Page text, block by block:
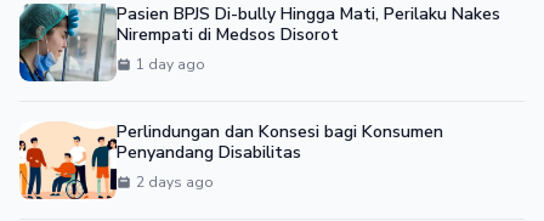
Pasien BPJS Di-bully Hingga Mati, Perilaku Nakes
Nirempati di Medsos Disorot
1 day ago
Perlindungan dan Konsesi bagi Konsumen
Penyandang Disabilitas
2 days ago